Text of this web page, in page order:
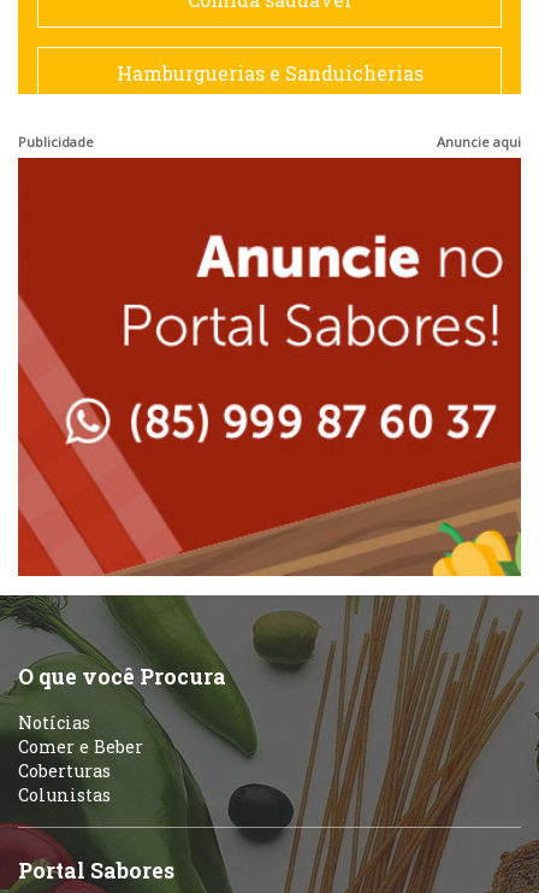
Francesa
Japonesa e Oriental
Lanchonetes
Massas
Peixes e Frutos do Mar
Pizzarias
Portuguesa
Self-service
Sobremesas e sorvetes
Hamburguerias e Sanduicherias
Peixes e Frutos do Mar
Pizzarias
Portuguesa
Sobremesas e sorvetes
Variados
Publicidade Anuncie aqui
O que você Procura
Notícias
Comer e Beber
Coberturas
Colunistas
Portal Sabores